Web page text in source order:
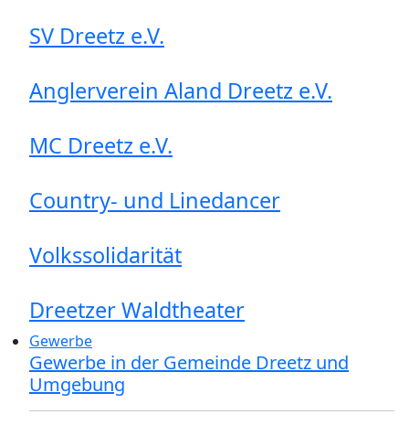
SV Dreetz e.V.
Anglerverein Aland Dreetz e.V.
MC Dreetz e.V.
Country- und Linedancer
Volkssolidarität
Dreetzer Waldtheater
Gewerbe
Gewerbe in der Gemeinde Dreetz und
Umgebung